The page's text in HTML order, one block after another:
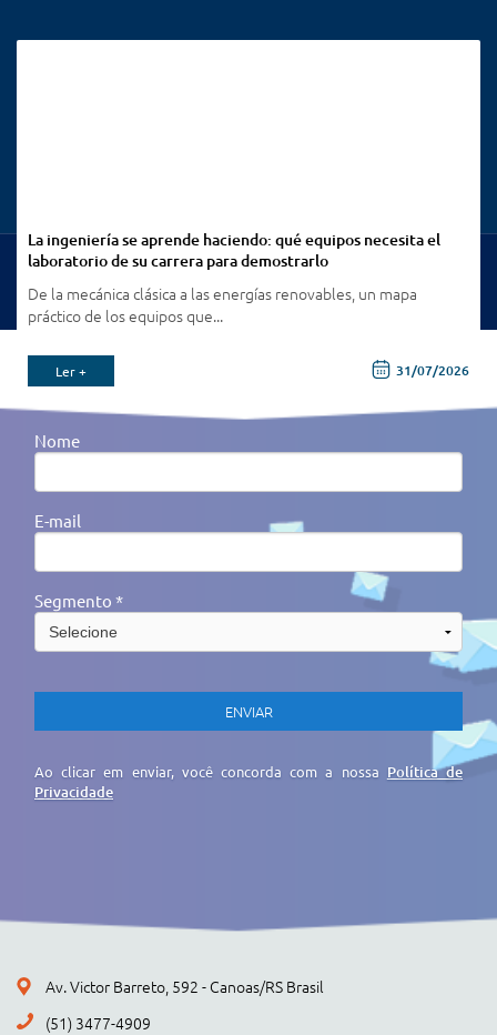
La ingeniería se aprende haciendo: qué equipos necesita el
laboratorio de su carrera para demostrarlo
De la mecánica clásica a las energías renovables, un mapa
práctico de los equipos que...
Ler + 31/07/2026
Nome
E-mail
Segmento *
Ao clicar em enviar, você concorda com a nossa Política de
Privacidade
Av. Victor Barreto, 592 - Canoas/RS Brasil
(51) 3477-4909